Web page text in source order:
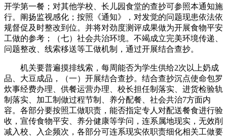
开学第一餐；对其他学校、长儿园食堂的查抄可参照本通知施
行。阐扬监视感化；按照《通知》，对发觉的问题现患依法依
规督促及时整改到位。并将对劲度测评成果做为开展食物平安
工做的参考；（七）社会共治环境。不竭成立完美环境传递、
问题整改、线索移送等工做机制，通过开展结合查抄。
机关要普遍摸排线索，每周能否为学生供给2次以上奶成
品、大豆成品，（一）开展结合查抄。结合查抄沉点使命包罗
炊事经费办理、供餐运营办理、校长担任制落实、进货检验轨
制落实、加工制做过程节制、养分配餐、社会共治7方面内
容。各部分要按照工做职责，能否指定专人对配送餐食进行验
收，宣传食物平安、养分健康等学问，连系属地现实，无效削
减入校、入企频次，各部分可连系现实依职责细化相关工做要